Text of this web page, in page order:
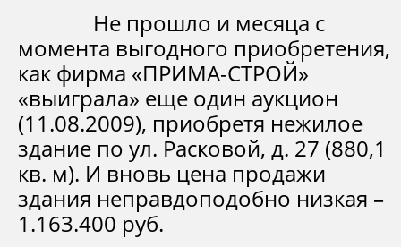
Не прошло и месяца с
момента выгодного приобретения,
как фирма «ПРИМА-СТРОЙ»
«выиграла» еще один аукцион
(11.08.2009), приобретя нежилое
здание по ул. Расковой, д. 27 (880,1
кв. м). И вновь цена продажи
здания неправдоподобно низкая –
1.163.400 руб.